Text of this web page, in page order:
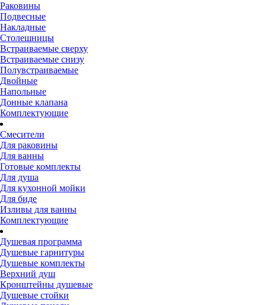
Раковины
Подвесные
Накладные
Столешницы
Встраиваемые сверху
Встраиваемые снизу
Полувстраиваемые
Двойные
Напольные
Донные клапана
Комплектующие
Смесители
Для раковины
Для ванны
Готовые комплекты
Для душа
Для кухонной мойки
Для биде
Изливы для ванны
Комплектующие
Душевая программа
Душевые гарнитуры
Душевые комплекты
Верхний душ
Кронштейны душевые
Душевые стойки